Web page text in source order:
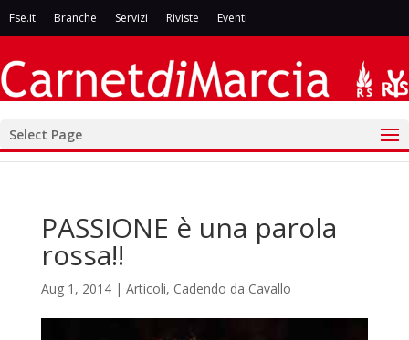
Fse.it Branche Servizi Riviste Eventi
Select Page
PASSIONE è una parola
rossa!!
Aug 1, 2014| Articoli, Cadendo da Cavallo